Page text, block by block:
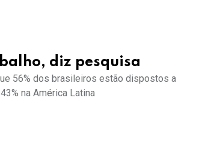
diz pesquisa
56% dos brasileiros estão dispostos a
na América Latina